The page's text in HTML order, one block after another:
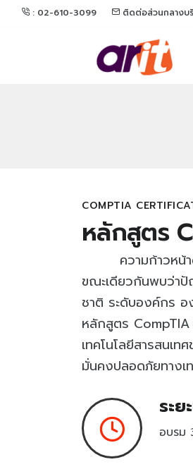
: 02-610-3099 ติดต่อส่วนกลางบ
COMPTIA
หลักสูตร
ความก้าวหน้
ขณะเดียวกันพบว่าปั
ชาติ ระดับองค์กร อ
หลักสูตร CompTIA
เทคโนโลยีสารสนเ
มั่นคงปลอดภัยทางเ
ระย
อบรม